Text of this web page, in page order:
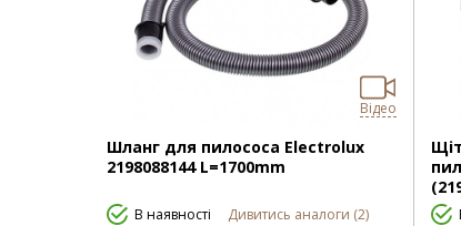
Шланг для пилососа Electrolux
2198088144 L=1700mm
Відео
В наявності Дивитись аналоги (2)